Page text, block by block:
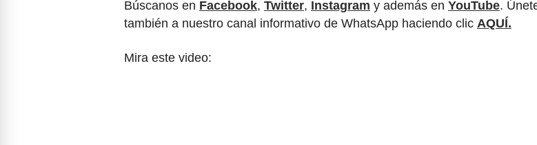
Búscanos en Facebook, Twitter, Instagram y además en YouTube.
también a nuestro canal informativo de WhatsApp haciendo clic AQUÍ.
Mira este video: